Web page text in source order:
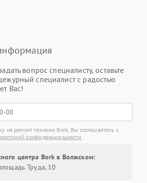
вопрос специалисту, оставьте
специалист с радостью
Вас!
на ремонт техники Bork, Вы соглашаетесь с
конфиденциальности
центра Bork в Волжском:
Труда, 10